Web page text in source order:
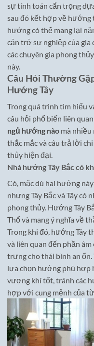
sự tính toán cẩn trọng
sau đó kết hợp về
hướng có thể mang lại
cản trở sự nghiệp của gia
các chuyên gia phong
này.
Câu Hỏi Thường
Hướng Tây
Trong quá trình tìm hiểu
câu hỏi phổ biến liên
ngủ hướng nào mà
thắc mắc và câu trả lời
thủy hiện đại.
Nhà hướng Tây Bắc có
Có, mặc dù hai hướng
nhưng Tây Bắc và Tây có
phong thủy. Hướng Tây
Thổ và mang ý nghĩa về
Trong khi đó, hướng Tây
và liên quan đến phần
trưng cho thái bình an
lựa chọn hướng phù hợp
vượng khí tốt, tránh các
hợp với cung mệnh của